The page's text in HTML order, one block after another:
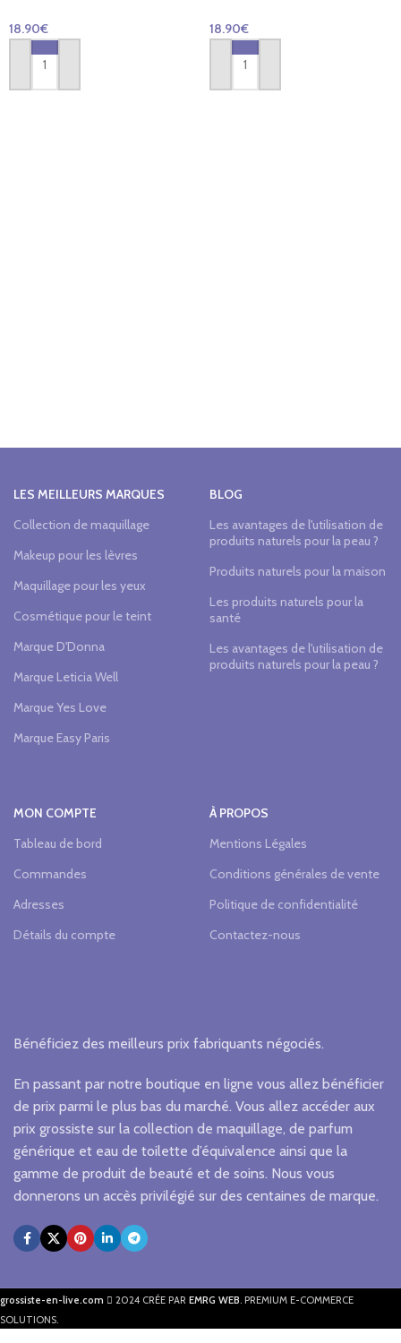
18.90€
AJOUTER AU PANIER
18.90€
AJOUTER AU PANIER
LES MEILLEURS MARQUES
Collection de maquillage
Makeup pour les lèvres
Maquillage pour les yeux
Cosmétique pour le teint
Marque D'Donna
Marque Leticia Well
Marque Yes Love
Marque Easy Paris
BLOG
Les avantages de l'utilisation de
produits naturels pour la peau ?
Produits naturels pour la maison
Les produits naturels pour la
santé
Les avantages de l'utilisation de
produits naturels pour la peau ?
MON COMPTE
Tableau de bord
Commandes
Adresses
Détails du compte
À PROPOS
Mentions Légales
Conditions générales de vente
Politique de confidentialité
Contactez-nous
Bénéficiez des meilleurs prix fabriquants négociés.
En passant par notre boutique en ligne vous allez bénéficier
de prix parmi le plus bas du marché. Vous allez accéder aux
prix grossiste sur la collection de maquillage, de parfum
générique et eau de toilette d’équivalence ainsi que la
gamme de produit de beauté et de soins. Nous vous
donnerons un accès privilégié sur des centaines de marque.
grossiste-en-live.com 2024 CRÉE PAR EMRG WEB. PREMIUM E-COMMERCE
SOLUTIONS.